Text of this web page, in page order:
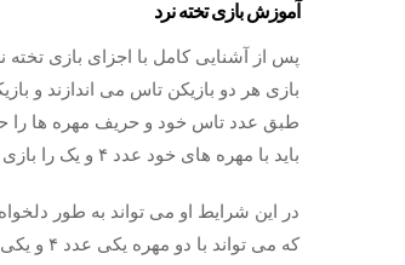
آموزش بازی تخته نرد
پس از آشنایی کامل با اجزای بازی
بازی هر دو بازیکن تاس می ‌اندازند و
باید با مهره‌ های خود عدد ۴ و یک را بازی کند.
که می